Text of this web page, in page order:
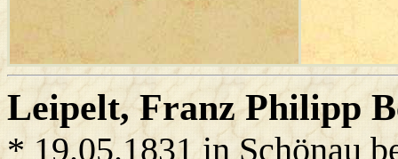
Leipelt, Franz Philipp
* 19.05.1831 in Schönau